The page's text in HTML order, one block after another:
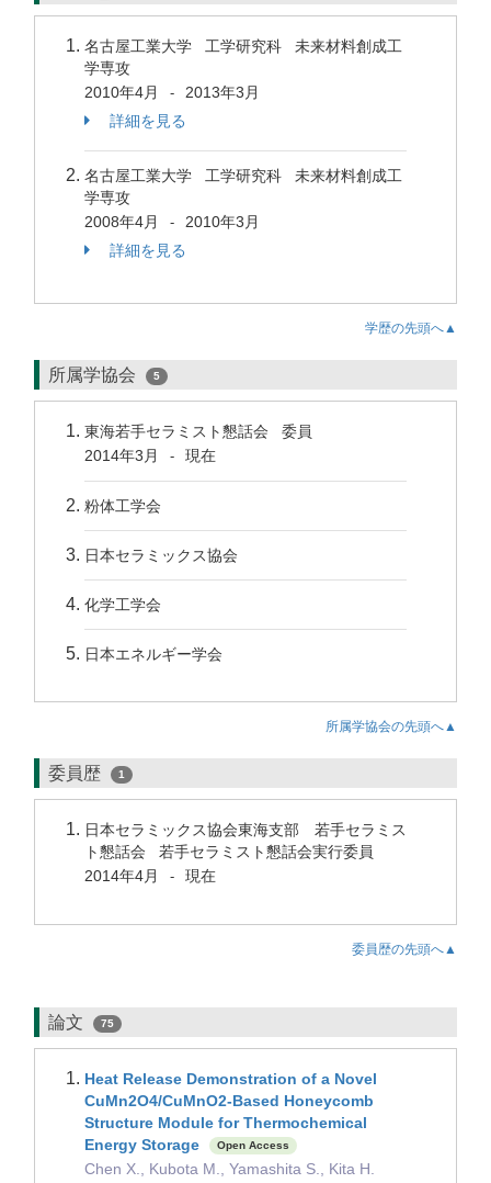
名古屋工業大学 工学研究科 未来材料創成工
学専攻
2010年4月
-
2013年3月
詳細を見る
名古屋工業大学 工学研究科 未来材料創成工
学専攻
2008年4月
-
2010年3月
詳細を見る
学歴の先頭へ▲
所属学協会 5
東海若手セラミスト懇話会 委員
2014年3月
- 現在
粉体工学会
日本セラミックス協会
化学工学会
日本エネルギー学会
所属学協会の先頭へ▲
委員歴 1
日本セラミックス協会東海支部 若手セラミス
ト懇話会 若手セラミスト懇話会実行委員
2014年4月
- 現在
委員歴の先頭へ▲
論文 75
Heat Release Demonstration of a Novel
CuMn2O4/CuMnO2-Based Honeycomb
Structure Module for Thermochemical
Energy Storage
Open Access
Chen X., Kubota M., Yamashita S., Kita H.